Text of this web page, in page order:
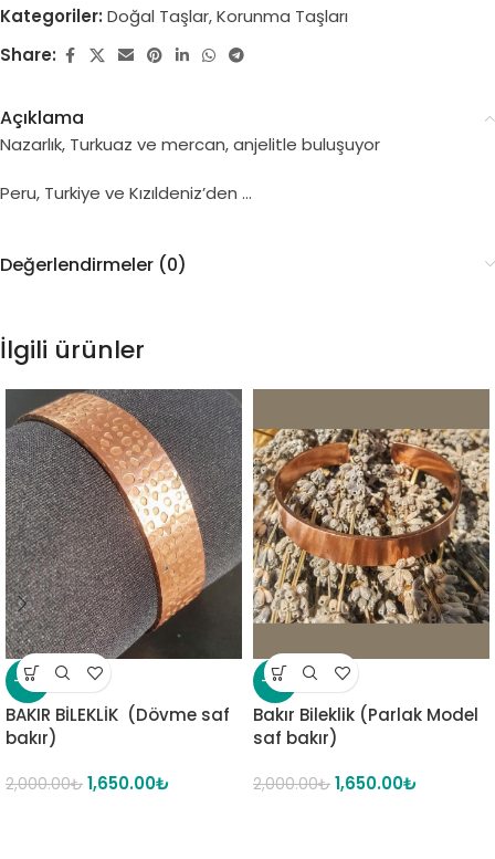
Kategoriler: Doğal Taşlar,Korunma Taşları
Share:
Açıklama
Nazarlık, Turkuaz ve mercan, anjelitle buluşuyor
Peru, Turkiye ve Kızıldeniz’den …
Değerlendirmeler (0)
İlgili ürünler
-18%
BAKIR BİLEKLİK (Dövme saf
bakır)
2,000.00₺ 1,650.00₺
-18%
Bakır Bileklik (Parlak Model
saf bakır)
2,000.00₺ 1,650.00₺